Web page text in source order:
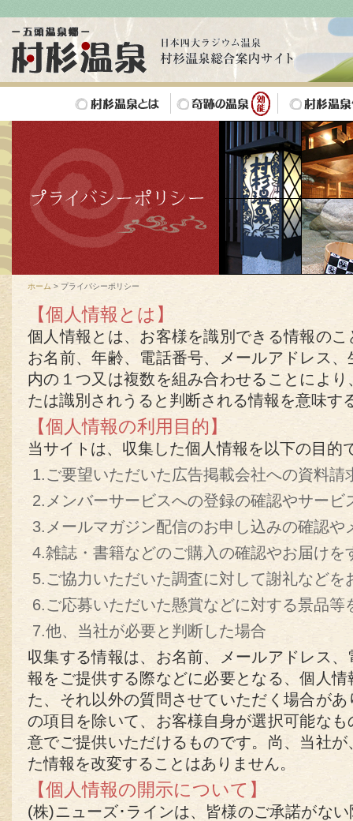
ホーム > プライバシーポリシー
【個人情報とは】
個人情報とは、お客様を識別できる情報の
お名前、年齢、電話番号、メールアドレス
内の１つ又は複数を組み合わせることによ
たは識別されうると判断される情報を意味す
【個人情報の利用目的】
当サイトは、収集した個人情報を以下の目的
1.ご要望いただいた広告掲載会社への資料請
2.メンバーサービスへの登録の確認やサービ
3.メールマガジン配信のお申し込みの確認や
4.雑誌・書籍などのご購入の確認やお届けを
5.ご協力いただいた調査に対して謝礼などを
6.ご応募いただいた懸賞などに対する景品等
7.他、当社が必要と判断した場合
収集する情報は、お名前、メールアドレス
報をご提供する際などに必要となる、個人
た、それ以外の質問させていただく場合が
の項目を除いて、お客様自身が選択可能な
意でご提供いただけるものです。尚、当社
た情報を改変することはありません。
【個人情報の開示について】
(株)ニューズ･ラインは、皆様のご承諾がな